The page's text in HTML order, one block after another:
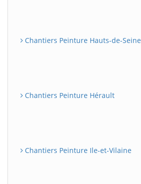
Chantiers Peinture Hauts-de-Seine
Chantiers Peinture Hérault
Chantiers Peinture Ile-et-Vilaine